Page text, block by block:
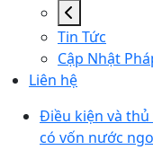
Tin Tức
Cập Nhật
Liên hệ
Điều kiện và
có vốn nước